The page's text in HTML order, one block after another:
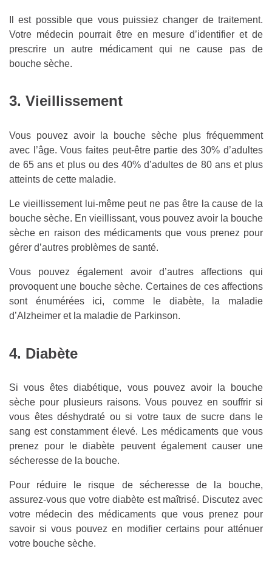
Il est possible que vous puissiez changer de traitement.
Votre médecin pourrait être en mesure d’identifier et de
prescrire un autre médicament qui ne cause pas de
bouche sèche.
3. Vieillissement
Vous pouvez avoir la bouche sèche plus fréquemment
avec l’âge. Vous faites peut-être partie des 30% d’adultes
de 65 ans et plus ou des 40% d’adultes de 80 ans et plus
atteints de cette maladie.
Le vieillissement lui-même peut ne pas être la cause de la
bouche sèche. En vieillissant, vous pouvez avoir la bouche
sèche en raison des médicaments que vous prenez pour
gérer d’autres problèmes de santé.
Vous pouvez également avoir d’autres affections qui
provoquent une bouche sèche. Certaines de ces affections
sont énumérées ici, comme le diabète, la maladie
d’Alzheimer et la maladie de Parkinson.
4. Diabète
Si vous êtes diabétique, vous pouvez avoir la bouche
sèche pour plusieurs raisons. Vous pouvez en souffrir si
vous êtes déshydraté ou si votre taux de sucre dans le
sang est constamment élevé. Les médicaments que vous
prenez pour le diabète peuvent également causer une
sécheresse de la bouche.
Pour réduire le risque de sécheresse de la bouche,
assurez-vous que votre diabète est maîtrisé. Discutez avec
votre médecin des médicaments que vous prenez pour
savoir si vous pouvez en modifier certains pour atténuer
votre bouche sèche.